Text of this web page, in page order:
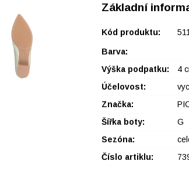
Základní
Kód produktu:
Barva:
Výška podpatku:
4
Účelovost:
Značka:
Šířka boty:
G
Sezóna:
Číslo artiklu: